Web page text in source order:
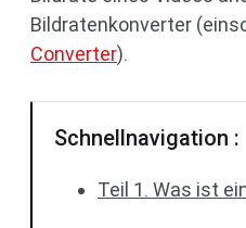
Bildratenkonverter
Converter).
Schnellnavigation :
Teil 1. Was ist